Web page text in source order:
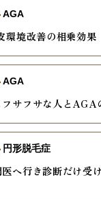
環境改善の相乗効果
AGA
サフサな人とAGA
AGA
へ行き診断だけ受
円形脱毛症